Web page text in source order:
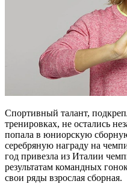
Спортивный талант,
тренировках, не остались
попала в юниорскую
серебряную награду на
год привезла из Италии
результатам командных
свои ряды взрослая сборная.